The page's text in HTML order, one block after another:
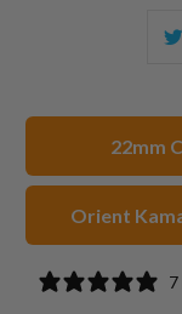
22mm
Orient